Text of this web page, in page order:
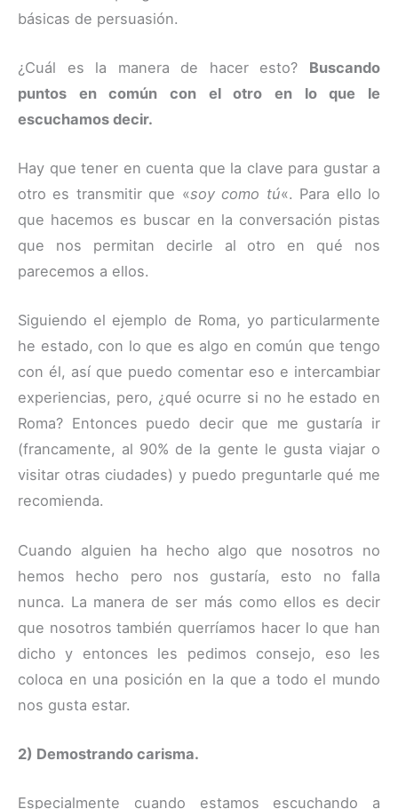
básicas de persuasión.
¿Cuál es la manera de hacer esto? Buscando
puntos en común con el otro en lo que le
escuchamos decir.
Hay que tener en cuenta que la clave para gustar a
otro es transmitir que «soy como tú«. Para ello lo
que hacemos es buscar en la conversación pistas
que nos permitan decirle al otro en qué nos
parecemos a ellos.
Siguiendo el ejemplo de Roma, yo particularmente
he estado, con lo que es algo en común que tengo
con él, así que puedo comentar eso e intercambiar
experiencias, pero, ¿qué ocurre si no he estado en
Roma? Entonces puedo decir que me gustaría ir
(francamente, al 90% de la gente le gusta viajar o
visitar otras ciudades) y puedo preguntarle qué me
recomienda.
Cuando alguien ha hecho algo que nosotros no
hemos hecho pero nos gustaría, esto no falla
nunca. La manera de ser más como ellos es decir
que nosotros también querríamos hacer lo que han
dicho y entonces les pedimos consejo, eso les
coloca en una posición en la que a todo el mundo
nos gusta estar.
2) Demostrando carisma.
Especialmente cuando estamos escuchando a